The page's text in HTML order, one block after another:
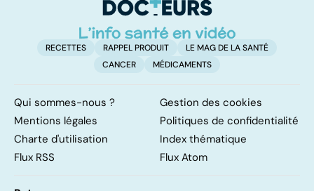
RECETTES RAPPEL PRODUIT
LE MAG DE LA SANTÉ
CANCER
MÉDICAMENTS
Qui sommes-nous ?
Gestion des cookies
Mentions légales
Politiques de confidentialité
Charte d'utilisation
Index thématique
Flux RSS
Flux Atom